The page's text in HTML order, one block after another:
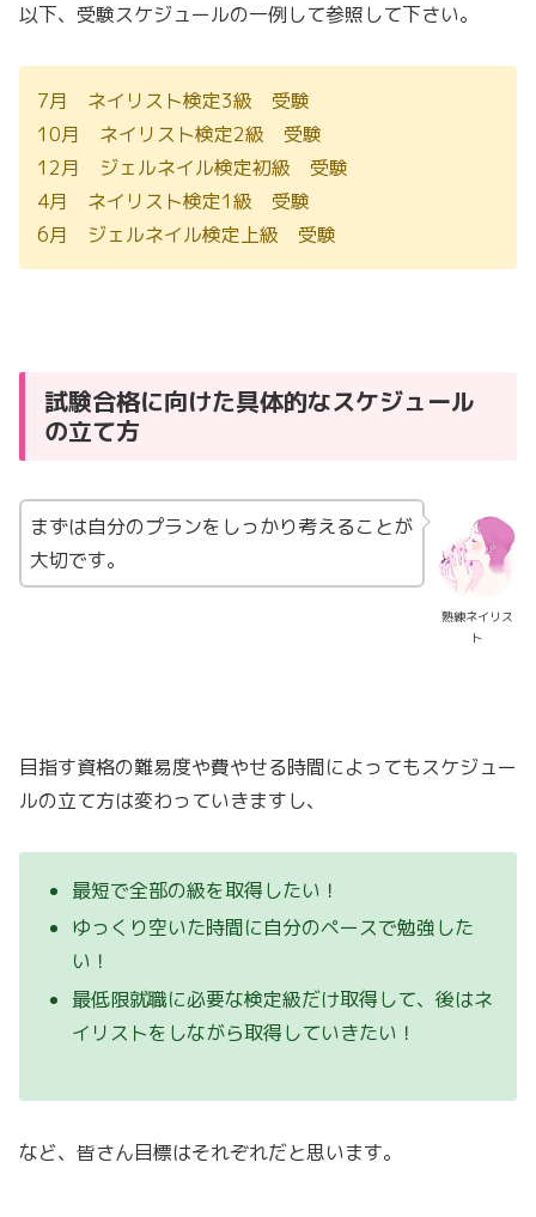
以下、受験スケジュールの一例して参照して下さい。
7月 ネイリスト検定3級 受験
10月 ネイリスト検定2級 受験
12月 ジェルネイル検定初級 受験
4月 ネイリスト検定1級 受験
6月 ジェルネイル検定上級 受験
試験合格に向けた具体的なスケジュール
の立て方
熟練ネイリス
ト
まずは自分のプランをしっかり考えることが
大切です。
目指す資格の難易度や費やせる時間によってもスケジュー
ルの立て方は変わっていきますし、
最短で全部の級を取得したい！
ゆっくり空いた時間に自分のペースで勉強した
い！
最低限就職に必要な検定級だけ取得して、後はネ
イリストをしながら取得していきたい！
など、皆さん目標はそれぞれだと思います。